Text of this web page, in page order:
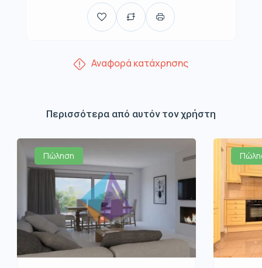
Αναφορά κατάχρησης
Περισσότερα από αυτόν τον χρήστη
Πώληση